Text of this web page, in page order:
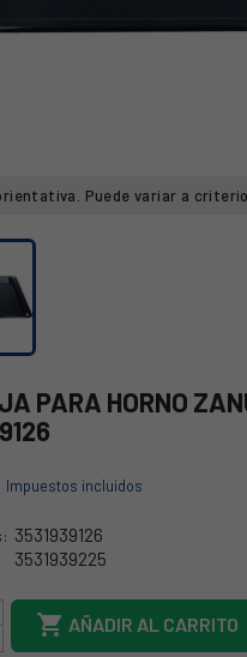
Puede variar a
PARA HORNO
Impuestos incluidos
3531939126
3531939225
 AÑADIR AL CARRITO